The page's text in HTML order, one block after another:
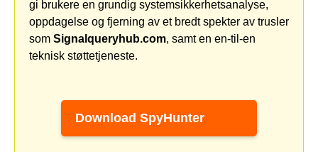
gi brukere en grundig systemsikkerhetsanalyse,
oppdagelse og fjerning av et bredt spekter av trusler
som Signalqueryhub.com, samt en en-til-en
teknisk støttetjeneste.
Download SpyHunter